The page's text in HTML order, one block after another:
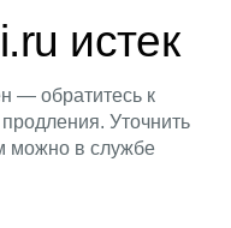
истек
— обратитесь к
Уточнить
можно в службе